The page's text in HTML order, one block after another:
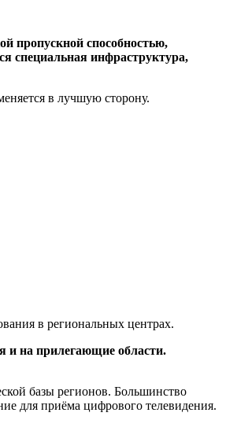
пропускной способностью,
специальная инфраструктура,
в лучшую сторону.
в региональных центрах.
и на прилегающие области.
базы регионов. Большинство
для приёма цифрового телевидения.